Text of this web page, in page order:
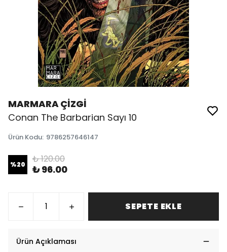
MARMARA ÇİZGİ
Conan The Barbarian Sayı 10
Ürün Kodu: 9786257646147
%20 ₺ 120.00
₺ 96.00
SEPETE EKLE
Ürün Açıklaması